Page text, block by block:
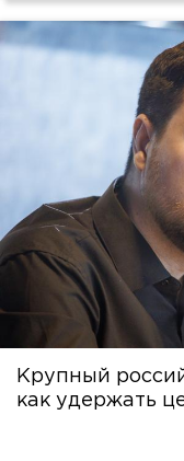
Крупный
как удержать